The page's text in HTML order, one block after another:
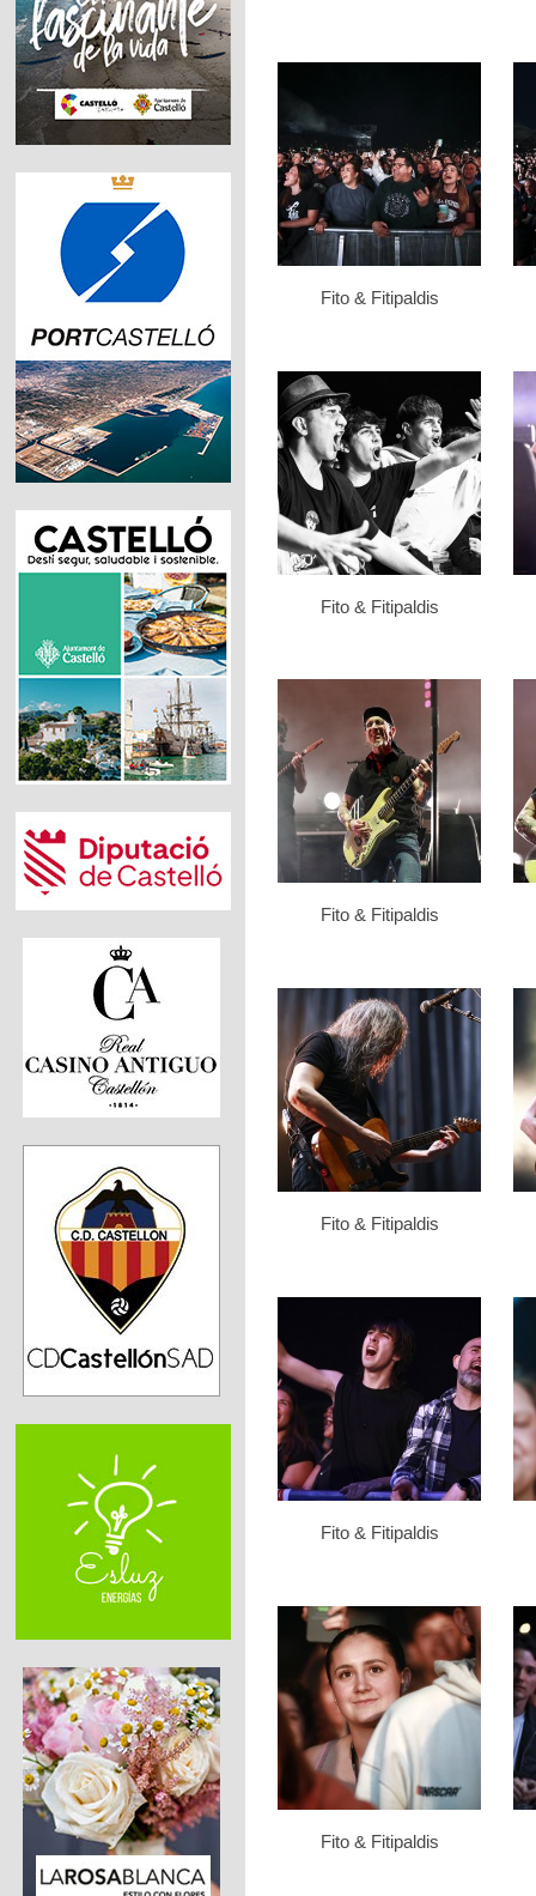
Fito & Fitipaldis
Fito & Fitipaldis
Fito & Fitipaldis
Fito & Fitipaldis
Fito & Fitipaldis
Fito & Fitipaldis